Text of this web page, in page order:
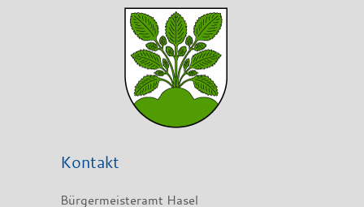
Kontakt
Bürgermeisteramt Hasel